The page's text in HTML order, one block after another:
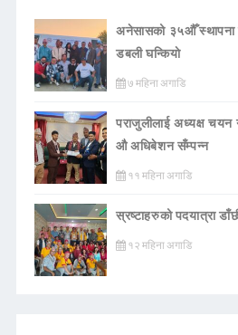
अनेसासको ३५औँ स्थापना
डबली घन्कियाे
७ महिना अगाडि
पराजुलीलाई अध्यक्ष चयन
औ अधिबेशन सँम्पन्न
११ महिना अगाडि
स्रष्टाहरुको पदयात्रा
१२ महिना अगाडि